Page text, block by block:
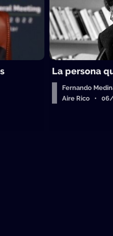
La persona
Fernando
Aire Rico •